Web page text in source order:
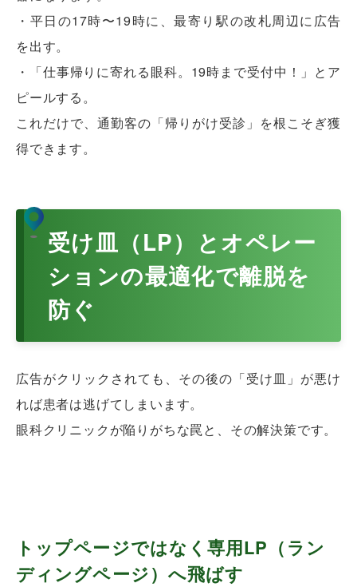
・平日の17時〜19時に、最寄り駅の改札周辺に広告
を出す。
・「仕事帰りに寄れる眼科。19時まで受付中！」とア
ピールする。
これだけで、通勤客の「帰りがけ受診」を根こそぎ獲
得できます。
受け皿（LP）とオペレー
ションの最適化で離脱を
防ぐ
広告がクリックされても、その後の「受け皿」が悪け
れば患者は逃げてしまいます。
眼科クリニックが陥りがちな罠と、その解決策です。
トップページではなく専用LP（ラン
ディングページ）へ飛ばす